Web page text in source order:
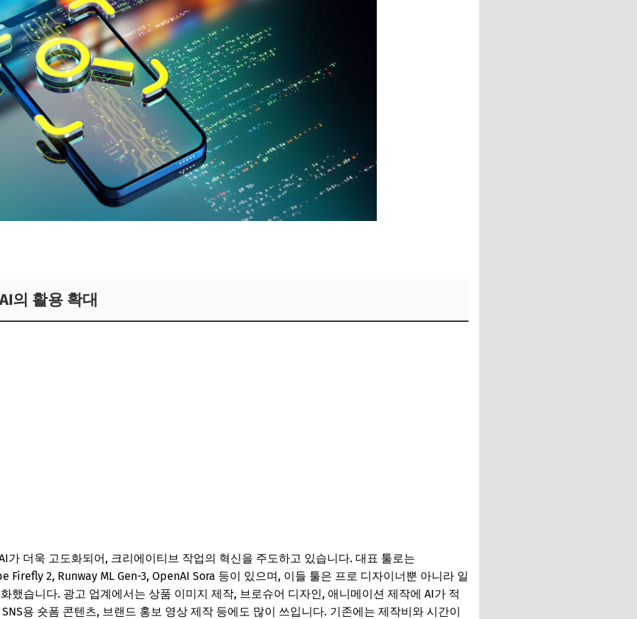
의 활용 확대
가 더욱 고도화되어, 크리에이티브 작업의 혁신을 주도하고 있습니다. 대표 툴로는
Firefly 2, Runway ML Gen-3, OpenAI Sora 등이 있으며, 이들 툴은 프로 디자이너뿐 아니라 일
했습니다. 광고 업계에서는 상품 이미지 제작, 브로슈어 디자인, 애니메이션 제작에 AI가 적
용 숏폼 콘텐츠, 브랜드 홍보 영상 제작 등에도 많이 쓰입니다. 기존에는 제작비와 시간이